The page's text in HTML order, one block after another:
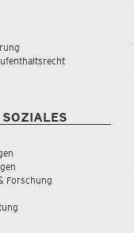
SOZIALES
Forschung